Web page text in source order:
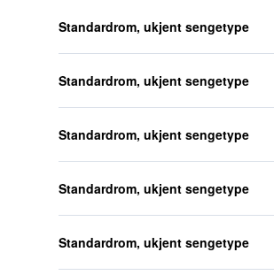
Standardrom, ukjent sengetype
Standardrom, ukjent sengetype
Standardrom, ukjent sengetype
Standardrom, ukjent sengetype
Standardrom, ukjent sengetype